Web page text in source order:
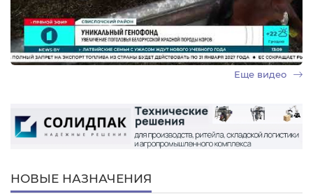
Еще видео
НОВЫЕ НАЗНАЧЕНИЯ